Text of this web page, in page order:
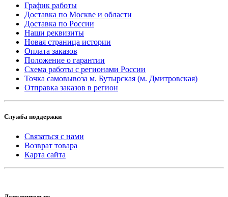
График работы
Доставка по Москве и области
Доставка по России
Наши реквизиты
Новая страница истории
Оплата заказов
Положение о гарантии
Схема работы с регионами России
Точка самовывоза м. Бутырская (м. Дмитровская)
Отправка заказов в регион
Служба поддержки
Связаться с нами
Возврат товара
Карта сайта